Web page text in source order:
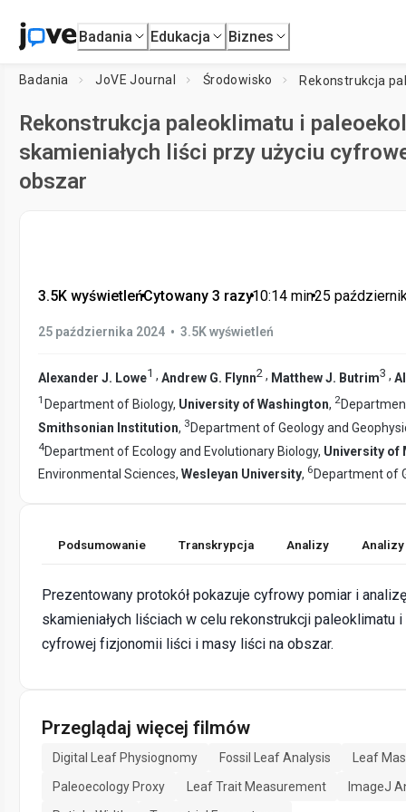
Badania Edukacja Biznes
Badania JoVE Journal Środowisko
Rekonstrukcja paleoklimatu i
skamieniałych liści przy użyciu
obszar
3.5K wyświetleń•Cytowany 3 razy•10:14 min•25
25 października 2024 • 3.5K wyświetleń
Alexander J. Lowe1 , Andrew G. Flynn2 , Matthew J. Butrim3 ,
1 Department of Biology, University of Washington, 2
Smithsonian Institution, 3 Department of Geology and
4Department of Ecology and Evolutionary Biology, University of
Environmental Sciences, Wesleyan University, 6 Department of
Podsumowanie Transkrypcja Analizy
Prezentowany protokół pokazuje cyfrowy pomiar i
skamieniałych liściach w celu rekonstrukcji
cyfrowej fizjonomii liści i masy liści na obszar.
Przeglądaj więcej filmów
Digital Leaf Physiognomy Fossil Leaf Analysis
Leaf
Paleoecology Proxy
Leaf Trait Measurement
ImageJ